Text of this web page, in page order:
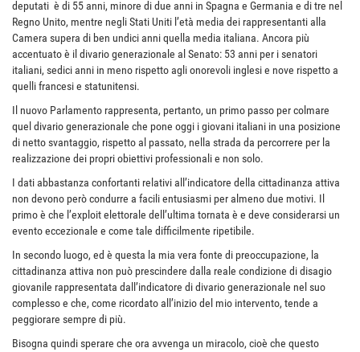
deputati è di 55 anni, minore di due anni in Spagna e Germania e di tre nel
Regno Unito, mentre negli Stati Uniti l’età media dei rappresentanti alla
Camera supera di ben undici anni quella media italiana. Ancora più
accentuato è il divario generazionale al Senato: 53 anni per i senatori
italiani, sedici anni in meno rispetto agli onorevoli inglesi e nove rispetto a
quelli francesi e statunitensi.
Il nuovo Parlamento rappresenta, pertanto, un primo passo per colmare
quel divario generazionale che pone oggi i giovani italiani in una posizione
di netto svantaggio, rispetto al passato, nella strada da percorrere per la
realizzazione dei propri obiettivi professionali e non solo.
I dati abbastanza confortanti relativi all’indicatore della cittadinanza attiva
non devono però condurre a facili entusiasmi per almeno due motivi. Il
primo è che l’exploit elettorale dell’ultima tornata è e deve considerarsi un
evento eccezionale e come tale difficilmente ripetibile.
In secondo luogo, ed è questa la mia vera fonte di preoccupazione, la
cittadinanza attiva non può prescindere dalla reale condizione di disagio
giovanile rappresentata dall’indicatore di divario generazionale nel suo
complesso e che, come ricordato all’inizio del mio intervento, tende a
peggiorare sempre di più.
Bisogna quindi sperare che ora avvenga un miracolo, cioè che questo